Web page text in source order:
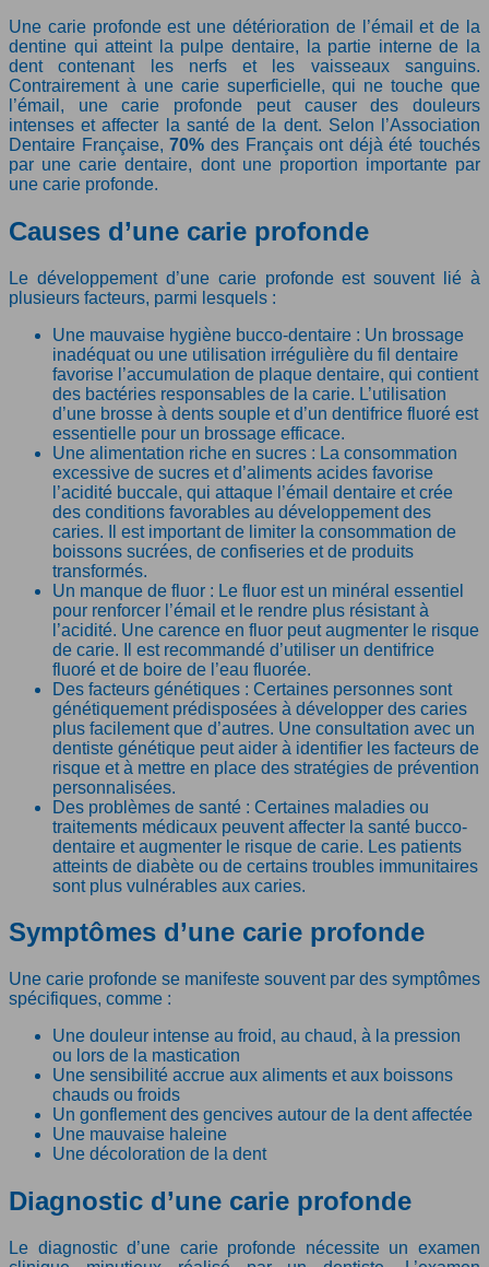
Une carie profonde est une détérioration de l’émail et de la
dentine qui atteint la pulpe dentaire, la partie interne de la
dent contenant les nerfs et les vaisseaux sanguins.
Contrairement à une carie superficielle, qui ne touche que
l’émail, une carie profonde peut causer des douleurs
intenses et affecter la santé de la dent. Selon l’Association
Dentaire Française,70% des Français ont déjà été touchés
par une carie dentaire, dont une proportion importante par
une carie profonde.
Causes d’une carie profonde
Le développement d’une carie profonde est souvent lié à
plusieurs facteurs, parmi lesquels :
Une mauvaise hygiène bucco-dentaire : Un brossage
inadéquat ou une utilisation irrégulière du fil dentaire
favorise l’accumulation de plaque dentaire, qui contient
des bactéries responsables de la carie. L’utilisation
d’une brosse à dents souple et d’un dentifrice fluoré est
essentielle pour un brossage efficace.
Une alimentation riche en sucres : La consommation
excessive de sucres et d’aliments acides favorise
l’acidité buccale, qui attaque l’émail dentaire et crée
des conditions favorables au développement des
caries. Il est important de limiter la consommation de
boissons sucrées, de confiseries et de produits
transformés.
Un manque de fluor : Le fluor est un minéral essentiel
pour renforcer l’émail et le rendre plus résistant à
l’acidité. Une carence en fluor peut augmenter le risque
de carie. Il est recommandé d’utiliser un dentifrice
fluoré et de boire de l’eau fluorée.
Des facteurs génétiques : Certaines personnes sont
génétiquement prédisposées à développer des caries
plus facilement que d’autres. Une consultation avec un
dentiste génétique peut aider à identifier les facteurs de
risque et à mettre en place des stratégies de prévention
personnalisées.
Des problèmes de santé : Certaines maladies ou
traitements médicaux peuvent affecter la santé bucco-
dentaire et augmenter le risque de carie. Les patients
atteints de diabète ou de certains troubles immunitaires
sont plus vulnérables aux caries.
Symptômes d’une carie profonde
Une carie profonde se manifeste souvent par des symptômes
spécifiques, comme :
Une douleur intense au froid, au chaud, à la pression
ou lors de la mastication
Une sensibilité accrue aux aliments et aux boissons
chauds ou froids
Un gonflement des gencives autour de la dent affectée
Une mauvaise haleine
Une décoloration de la dent
Diagnostic d’une carie profonde
Le diagnostic d’une carie profonde nécessite un examen